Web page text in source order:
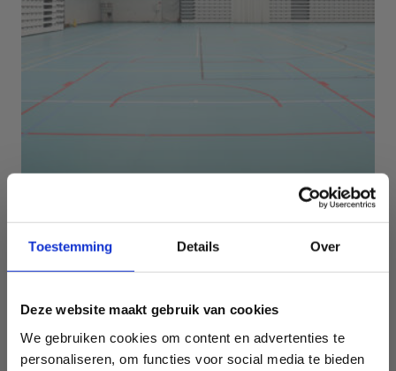
Toestemming Details Over
Deze website maakt gebruik van cookies
We gebruiken cookies om content en advertenties te
personaliseren, om functies voor social media te bieden
Sport Vlaanderen Herentals